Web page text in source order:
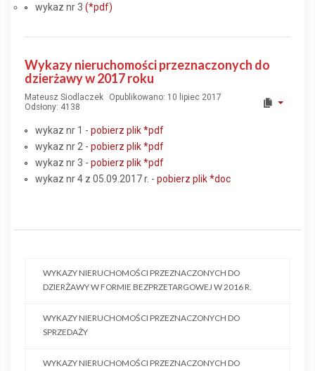
wykaz nr 3 (*pdf)
Wykazy nieruchomości przeznaczonych do
dzierżawy w 2017 roku
Mateusz Siodlaczek
Opublikowano: 10 lipiec 2017
Odsłony: 4138
wykaz nr 1 - pobierz plik*pdf
wykaz nr 2 - pobierz plik*pdf
wykaz nr 3 - pobierz plik*pdf
wykaz nr 4 z 05.09.2017 r. - pobierz plik*doc
WYKAZY NIERUCHOMOŚCI PRZEZNACZONYCH DO
DZIERŻAWY W FORMIE BEZPRZETARGOWEJ W 2016 R.
WYKAZY NIERUCHOMOŚCI PRZEZNACZONYCH DO
SPRZEDAŻY
WYKAZY NIERUCHOMOŚCI PRZEZNACZONYCH DO